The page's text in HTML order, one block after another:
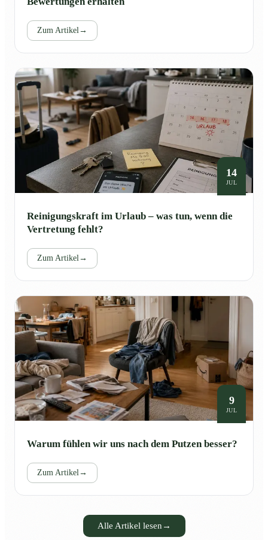
Zum Artikel→
14
JUL
Reinigungskraft im Urlaub – was tun, wenn die
Vertretung fehlt?
Zum Artikel→
9
JUL
Warum fühlen wir uns nach dem Putzen besser?
Zum Artikel→
Alle Artikel lesen →